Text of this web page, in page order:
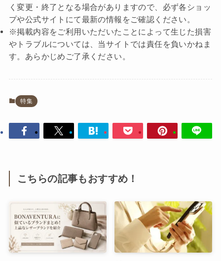
く変更・終了となる場合がありますので、必ず各ショッ
プや公式サイトにて最新の情報をご確認ください。
※掲載内容をご利用いただいたことによって生じた損害
やトラブルについては、当サイトでは責任を負いかねま
す。あらかじめご了承ください。
特集
こちらの記事もおすすめ！